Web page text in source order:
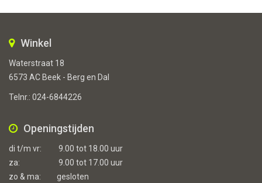
Winkel
Waterstraat 18
6573 AC Beek - Berg en Dal
Telnr.: 024-6844226
Openingstijden
di t/m vr:
9.00 tot 18.00 uur
za:
9.00 tot 17.00 uur
zo & ma:
gesloten